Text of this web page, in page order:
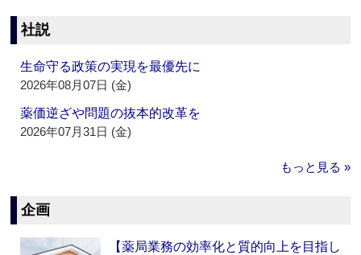
社説
生命守る政策の実現を最優先に
2026年08月07日 (金)
薬価逆ざや問題の抜本的改革を
2026年07月31日 (金)
もっと見る »
企画
【薬局業務の効率化と質的向上を目指し